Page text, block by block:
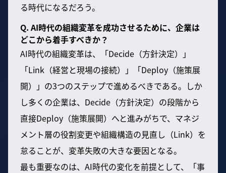
る時代になるだろう。
Q. AI時代の組織変革を成功させるために、企業は
どこから着手すべきか？
AI時代の組織変革は、「Decide（方針決定）」
「Link（経営と現場の接続）」「Deploy（施策展
開）」の3つのステップで進めるべきである。しか
し多くの企業は、Decide（方針決定）の段階から
直接Deploy（施策展開）へと進みがちで、マネジ
メント層の役割変更や組織構造の見直し（Link）を
怠ることが、変革失敗の大きな要因となる。
最も重要なのは、AI時代の変化を前提として、「事